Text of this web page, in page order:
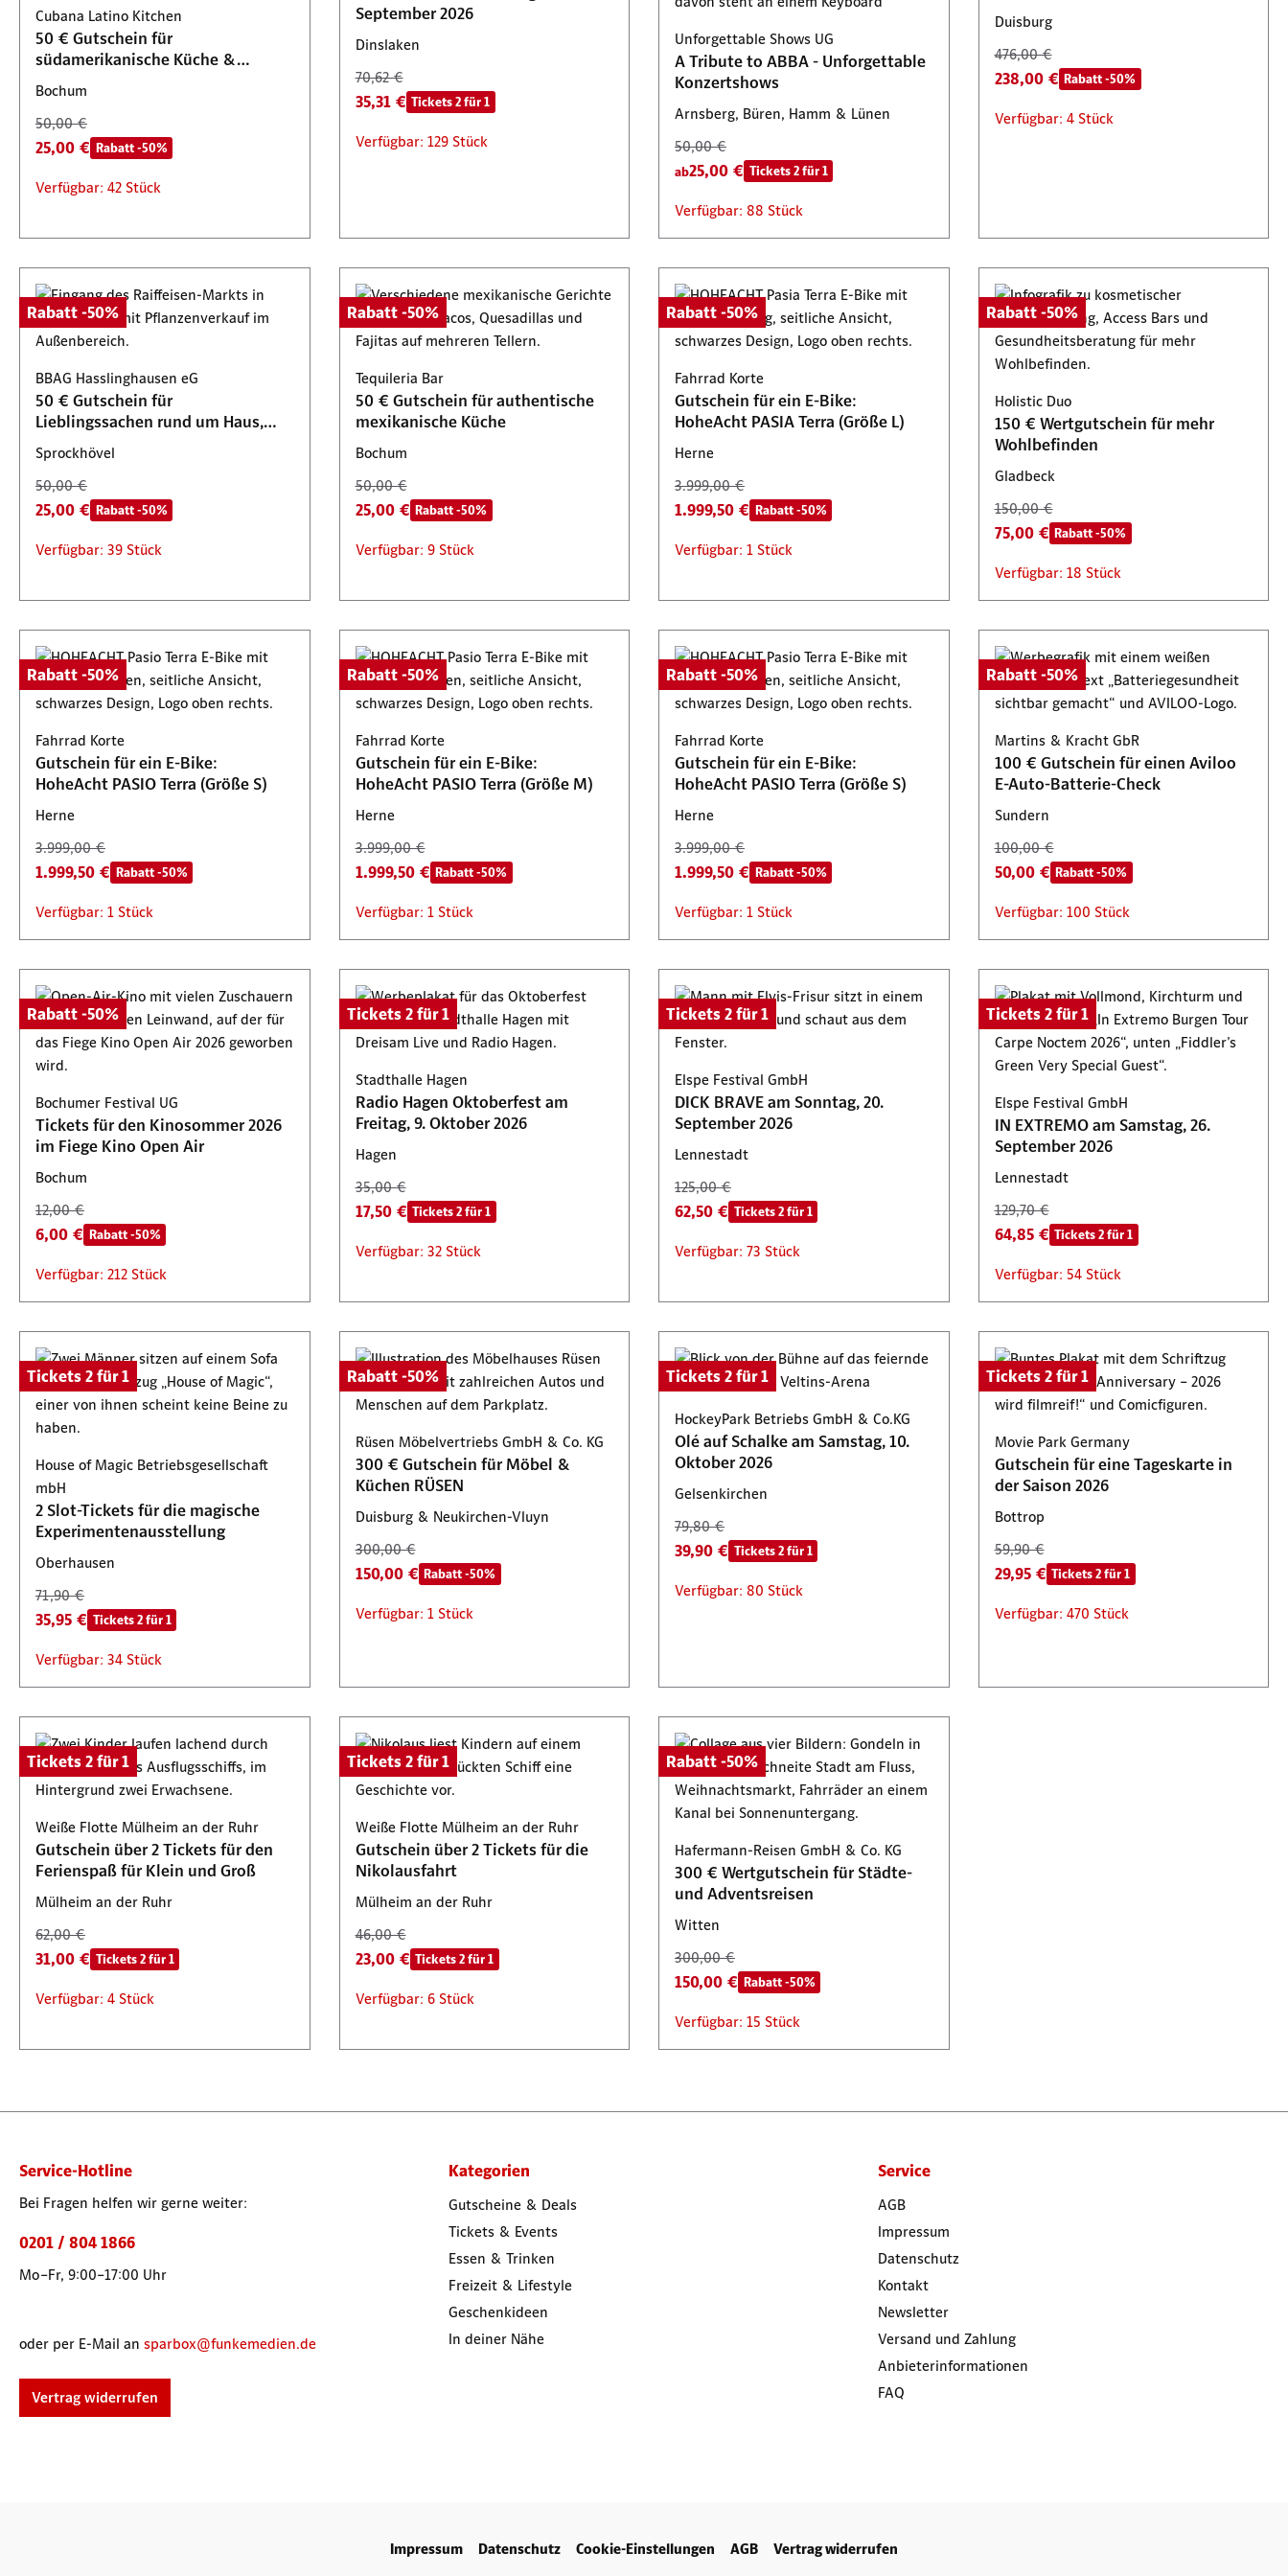
71,90 €
35,95 € Tickets 2 für 1
Verfügbar: 34 Stück
150,00 € Rabatt -50%
Verfügbar: 80 Stück Verfügbar: 470 Stück
Arnsberg, Büren, Hamm & Lünen
50,00 €
ab25,00 € Tickets 2 für 1
Verfügbar: 4 Stück
Cubana Latino Kitchen
50 € Gutschein für
südamerikanische Küche &
Cocktails
Bochum
50,00 €
25,00 € Rabatt -50%
Verfügbar: 42 Stück
September 2026
Dinslaken
70,62 €
35,31 € Tickets 2 für 1
Verfügbar: 129 Stück
Unforgettable Shows UG
A Tribute to ABBA - Unforgettable
Konzertshows
Arnsberg, Büren, Hamm & Lünen
50,00 €
ab25,00 € Tickets 2 für 1
Verfügbar: 88 Stück
Duisburg
476,00 €
238,00 € Rabatt -50%
Verfügbar: 4 Stück
Rabatt -50%
BBAG Hasslinghausen eG
50 € Gutschein für
Lieblingssachen rund um Haus,
Garten & Tier
Sprockhövel
50,00 €
25,00 € Rabatt -50%
Verfügbar: 39 Stück
Rabatt -50%
Tequileria Bar
50 € Gutschein für authentische
mexikanische Küche
Bochum
50,00 €
25,00 € Rabatt -50%
Verfügbar: 9 Stück
Rabatt -50%
Fahrrad Korte
Gutschein für ein E-Bike:
HoheAcht PASIA Terra (Größe L)
Herne
3.999,00 €
1.999,50 € Rabatt -50%
Verfügbar: 1 Stück
Rabatt -50%
Holistic Duo
150 € Wertgutschein für mehr
Wohlbefinden
Gladbeck
150,00 €
75,00 € Rabatt -50%
Verfügbar: 18 Stück
Rabatt -50%
Fahrrad Korte
Gutschein für ein E-Bike:
HoheAcht PASIO Terra (Größe S)
Herne
3.999,00 €
1.999,50 € Rabatt -50%
Verfügbar: 1 Stück
Rabatt -50%
Fahrrad Korte
Gutschein für ein E-Bike:
HoheAcht PASIO Terra (Größe M)
Herne
3.999,00 €
1.999,50 € Rabatt -50%
Verfügbar: 1 Stück
Rabatt -50%
Fahrrad Korte
Gutschein für ein E-Bike:
HoheAcht PASIO Terra (Größe S)
Herne
3.999,00 €
1.999,50 € Rabatt -50%
Verfügbar: 1 Stück
Rabatt -50%
Martins & Kracht GbR
100 € Gutschein für einen Aviloo
E-Auto-Batterie-Check
Sundern
100,00 €
50,00 € Rabatt -50%
Verfügbar: 100 Stück
Rabatt -50%
Bochumer Festival UG
Tickets für den Kinosommer 2026
im Fiege Kino Open Air
Bochum
12,00 €
6,00 € Rabatt -50%
Verfügbar: 212 Stück
Tickets 2 für 1
Stadthalle Hagen
Radio Hagen Oktoberfest am
Freitag, 9. Oktober 2026
Hagen
35,00 €
17,50 € Tickets 2 für 1
Verfügbar: 32 Stück
Tickets 2 für 1
Elspe Festival GmbH
DICK BRAVE am Sonntag, 20.
September 2026
Lennestadt
125,00 €
62,50 € Tickets 2 für 1
Verfügbar: 73 Stück
Tickets 2 für 1
Elspe Festival GmbH
IN EXTREMO am Samstag, 26.
September 2026
Lennestadt
129,70 €
64,85 € Tickets 2 für 1
Verfügbar: 54 Stück
Tickets 2 für 1
House of Magic Betriebsgesellschaft
mbH
2 Slot-Tickets für die magische
Experimentenausstellung
Oberhausen
71,90 €
35,95 € Tickets 2 für 1
Verfügbar: 34 Stück
Rabatt -50%
Rüsen Möbelvertriebs GmbH & Co. KG
300 € Gutschein für Möbel &
Küchen RÜSEN
Duisburg & Neukirchen-Vluyn
300,00 €
150,00 € Rabatt -50%
Verfügbar: 1 Stück
Tickets 2 für 1
HockeyPark Betriebs GmbH & Co.KG
Olé auf Schalke am Samstag, 10.
Oktober 2026
Gelsenkirchen
79,80 €
39,90 € Tickets 2 für 1
Verfügbar: 80 Stück
Tickets 2 für 1
Movie Park Germany
Gutschein für eine Tageskarte in
der Saison 2026
Bottrop
59,90 €
29,95 € Tickets 2 für 1
Verfügbar: 470 Stück
Tickets 2 für 1
Weiße Flotte Mülheim an der Ruhr
Gutschein über 2 Tickets für den
Ferienspaß für Klein und Groß
Mülheim an der Ruhr
62,00 €
31,00 € Tickets 2 für 1
Verfügbar: 4 Stück
Tickets 2 für 1
Weiße Flotte Mülheim an der Ruhr
Gutschein über 2 Tickets für die
Nikolausfahrt
Mülheim an der Ruhr
46,00 €
23,00 € Tickets 2 für 1
Verfügbar: 6 Stück
Rabatt -50%
Hafermann-Reisen GmbH & Co. KG
300 € Wertgutschein für Städte-
und Adventsreisen
Witten
300,00 €
150,00 € Rabatt -50%
Verfügbar: 15 Stück
Service-Hotline
Bei Fragen helfen wir gerne weiter:
0201 / 804 1866
Mo–Fr, 9:00–17:00 Uhr
oder per E-Mail an sparbox@funkemedien.de
Vertrag widerrufen
Kategorien
Gutscheine & Deals
Tickets & Events
Essen & Trinken
Freizeit & Lifestyle
Geschenkideen
In deiner Nähe
Service
AGB
Impressum
Datenschutz
Kontakt
Newsletter
Versand und Zahlung
Anbieterinformationen
FAQ
Impressum Datenschutz Cookie-Einstellungen AGB Vertrag widerrufen